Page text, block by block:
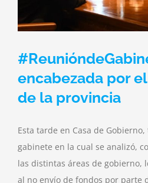
encabezada por
de la provincia
Esta tarde en Casa de
gabinete en la cual se analizó,
las distintas áreas de gobierno,
al no envío de fondos por parte